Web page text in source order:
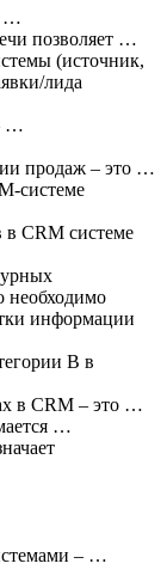
…
позволяет …
(источник,
лида
…
продаж – это …
системе
CRM системе
необходимо
информации
B в
в CRM – это …
…
– …